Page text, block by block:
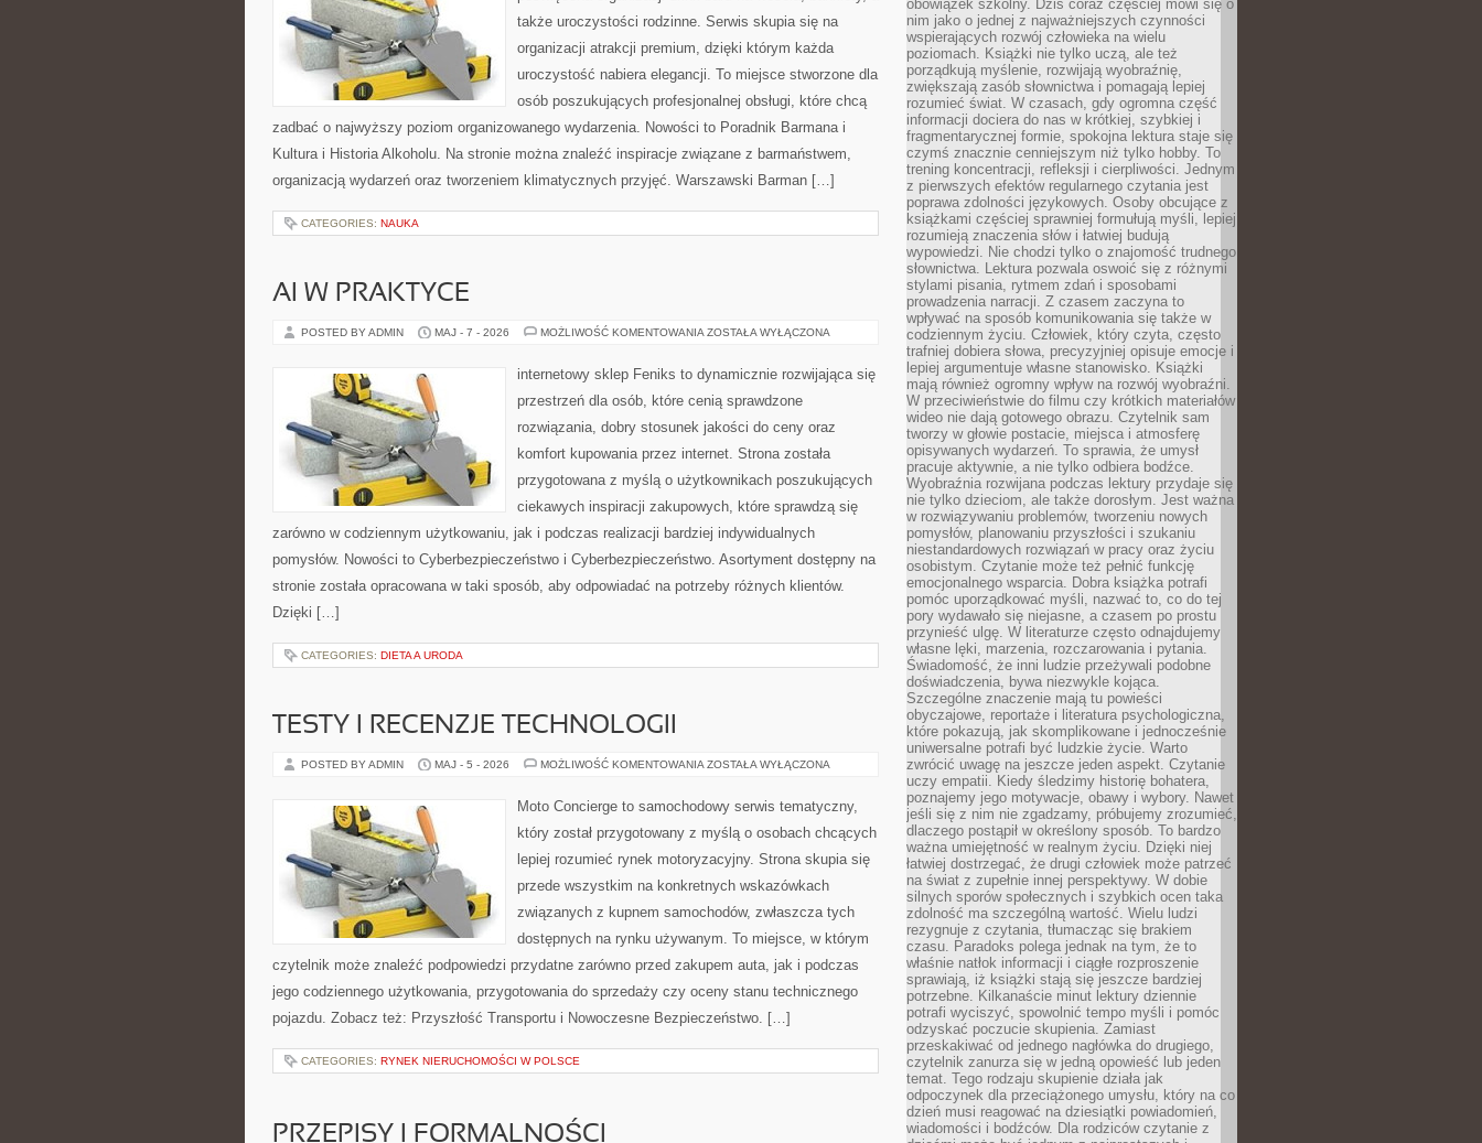
także uroczystości rodzinne. Serwis skupia się na
organizacji atrakcji premium, dzięki którym każda
uroczystość nabiera elegancji. To miejsce stworzone dla
osób poszukujących profesjonalnej obsługi, które chcą
zadbać o najwyższy poziom organizowanego wydarzenia. Nowości to Poradnik Barmana i
Kultura i Historia Alkoholu. Na stronie można znaleźć inspiracje związane z barmaństwem,
organizacją wydarzeń oraz tworzeniem klimatycznych przyjęć. Warszawski Barman […]
CATEGORIES: NAUKA
AI W PRAKTYCE
POSTED BY ADMIN MAJ - 7 - 2026 MOŻLIWOŚĆ KOMENTOWANIA AI
ZOSTAŁA WYŁĄCZONA
internetowy sklep Feniks to dynamicznie rozwijająca się
przestrzeń dla osób, które cenią sprawdzone
rozwiązania, dobry stosunek jakości do ceny oraz
komfort kupowania przez internet. Strona została
przygotowana z myślą o użytkownikach poszukujących
ciekawych inspiracji zakupowych, które sprawdzą się
zarówno w codziennym użytkowaniu, jak i podczas realizacji bardziej indywidualnych
pomysłów. Nowości to Cyberbezpieczeństwo i Cyberbezpieczeństwo. Asortyment dostępny na
stronie została opracowana w taki sposób, aby odpowiadać na potrzeby różnych klientów.
Dzięki […]
CATEGORIES: DIETA A URODA
TESTY I RECENZJE TECHNOLOGII
POSTED BY ADMIN MAJ - 5 - 2026 MOŻLIWOŚĆ KOMENTOWANIA TESTY
TECHNOLOGII
ZOSTAŁA WYŁĄCZONA
Moto Concierge to samochodowy serwis tematyczny,
który został przygotowany z myślą o osobach chcących
lepiej rozumieć rynek motoryzacyjny. Strona skupia się
przede wszystkim na konkretnych wskazówkach
związanych z kupnem samochodów, zwłaszcza tych
dostępnych na rynku używanym. To miejsce, w którym
czytelnik może znaleźć podpowiedzi przydatne zarówno przed zakupem auta, jak i podczas
jego codziennego użytkowania, przygotowania do sprzedaży czy oceny stanu technicznego
pojazdu. Zobacz też: Przyszłość Transportu i Nowoczesne Bezpieczeństwo. […]
CATEGORIES: RYNEK NIERUCHOMOŚCI W POLSCE
PRZEPISY I FORMALNOŚCI
obowiązek szkolny. Dziś coraz częściej mówi się o
nim jako o jednej z najważniejszych czynności
wspierających rozwój człowieka na wielu
poziomach. Książki nie tylko uczą, ale też
porządkują myślenie, rozwijają wyobraźnię,
zwiększają zasób słownictwa i pomagają lepiej
rozumieć świat. W czasach, gdy ogromna część
informacji dociera do nas w krótkiej, szybkiej i
fragmentarycznej formie, spokojna lektura staje się
czymś znacznie cenniejszym niż tylko hobby. To
trening koncentracji, refleksji i cierpliwości. Jednym
z pierwszych efektów regularnego czytania jest
poprawa zdolności językowych. Osoby obcujące z
książkami częściej sprawniej formułują myśli, lepiej
rozumieją znaczenia słów i łatwiej budują
wypowiedzi. Nie chodzi tylko o znajomość trudnego
słownictwa. Lektura pozwala oswoić się z różnymi
stylami pisania, rytmem zdań i sposobami
prowadzenia narracji. Z czasem zaczyna to
wpływać na sposób komunikowania się także w
codziennym życiu. Człowiek, który czyta, często
trafniej dobiera słowa, precyzyjniej opisuje emocje i
lepiej argumentuje własne stanowisko. Książki
mają również ogromny wpływ na rozwój wyobraźni.
W przeciwieństwie do filmu czy krótkich materiałów
wideo nie dają gotowego obrazu. Czytelnik sam
tworzy w głowie postacie, miejsca i atmosferę
opisywanych wydarzeń. To sprawia, że umysł
pracuje aktywnie, a nie tylko odbiera bodźce.
Wyobraźnia rozwijana podczas lektury przydaje się
nie tylko dzieciom, ale także dorosłym. Jest ważna
w rozwiązywaniu problemów, tworzeniu nowych
pomysłów, planowaniu przyszłości i szukaniu
niestandardowych rozwiązań w pracy oraz życiu
osobistym. Czytanie może też pełnić funkcję
emocjonalnego wsparcia. Dobra książka potrafi
pomóc uporządkować myśli, nazwać to, co do tej
pory wydawało się niejasne, a czasem po prostu
przynieść ulgę. W literaturze często odnajdujemy
własne lęki, marzenia, rozczarowania i pytania.
Świadomość, że inni ludzie przeżywali podobne
doświadczenia, bywa niezwykle kojąca.
Szczególne znaczenie mają tu powieści
obyczajowe, reportaże i literatura psychologiczna,
które pokazują, jak skomplikowane i jednocześnie
uniwersalne potrafi być ludzkie życie. Warto
zwrócić uwagę na jeszcze jeden aspekt. Czytanie
uczy empatii. Kiedy śledzimy historię bohatera,
poznajemy jego motywacje, obawy i wybory. Nawet
jeśli się z nim nie zgadzamy, próbujemy zrozumieć,
dlaczego postąpił w określony sposób. To bardzo
ważna umiejętność w realnym życiu. Dzięki niej
łatwiej dostrzegać, że drugi człowiek może patrzeć
na świat z zupełnie innej perspektywy. W dobie
silnych sporów społecznych i szybkich ocen taka
zdolność ma szczególną wartość. Wielu ludzi
rezygnuje z czytania, tłumacząc się brakiem
czasu. Paradoks polega jednak na tym, że to
właśnie natłok informacji i ciągłe rozproszenie
sprawiają, iż książki stają się jeszcze bardziej
potrzebne. Kilkanaście minut lektury dziennie
potrafi wyciszyć, spowolnić tempo myśli i pomóc
odzyskać poczucie skupienia. Zamiast
przeskakiwać od jednego nagłówka do drugiego,
czytelnik zanurza się w jedną opowieść lub jeden
temat. Tego rodzaju skupienie działa jak
odpoczynek dla przeciążonego umysłu, który na co
dzień musi reagować na dziesiątki powiadomień,
wiadomości i bodźców. Dla rodziców czytanie z